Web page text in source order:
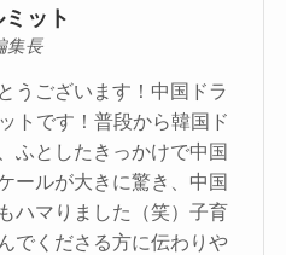
ット
集長
うございます！中国ドラ
トです！普段から韓国ド
ふとしたきっかけで中国
ールが大きに驚き、中国
ハマりました（笑）子育
でくださる方に伝わりや